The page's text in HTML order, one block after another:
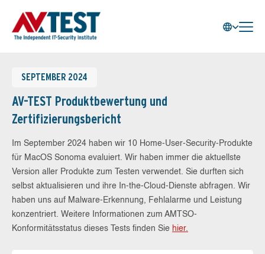
SEPTEMBER 2024
AV-TEST Produktbewertung und
Zertifizierungsbericht
Im September 2024 haben wir 10 Home-User-Security-Produkte
für MacOS Sonoma evaluiert. Wir haben immer die aktuellste
Version aller Produkte zum Testen verwendet. Sie durften sich
selbst aktualisieren und ihre In-the-Cloud-Dienste abfragen. Wir
haben uns auf Malware-Erkennung, Fehlalarme und Leistung
konzentriert. Weitere Informationen zum AMTSO-
Konformitätsstatus dieses Tests finden Sie hier.